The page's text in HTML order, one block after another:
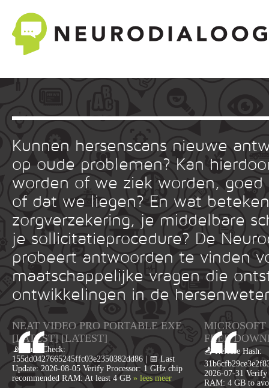
Kunnen hersenscans nieuwe
op oude problemen? Kan
worden of we ziek worden, goed
of dat we liegen? En wat
zorgverzekering, je middelbare
je sollicitatieprocedure? De
probeert antwoorden te vinden
maatschappelijke vragen die
ontwikkelingen in de
NEAT VIDEO PRO PORTABLE EXE
[LATEST] [LATEST]
📡 Hash Check:
155dd0427665245ffc03e2350382dd86 | 📅 Last
Update: 2026-08-05 Verify Processor: 1 GHz chip
recommended RAM: At least 4 GB » lees meer
MICROSOFT
FRЕЕ
📤 Release Hash:
2026-07-31 Verify
RAM: 4 GB to